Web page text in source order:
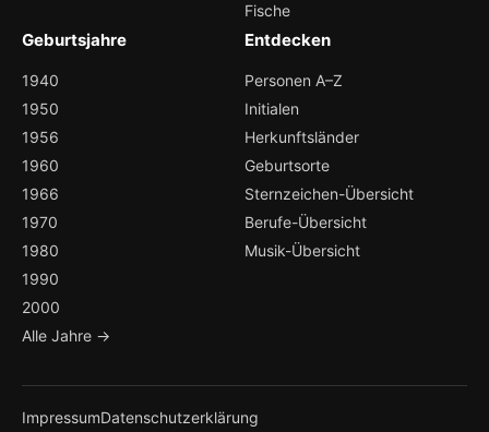
Fische
Geburtsjahre
1940
1950
1956
1960
1966
1970
1980
1990
2000
Alle Jahre →
Entdecken
Personen A–Z
Initialen
Herkunftsländer
Geburtsorte
Sternzeichen-Übersicht
Berufe-Übersicht
Musik-Übersicht
ImpressumDatenschutzerklärung